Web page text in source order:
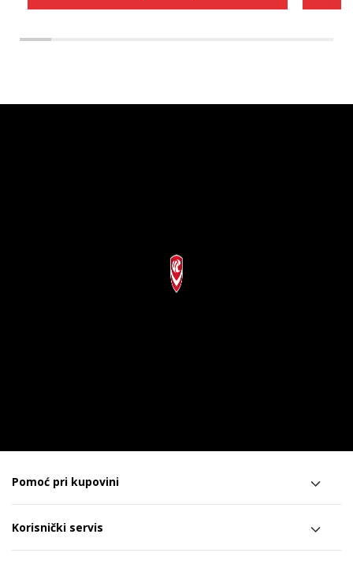
Pomoć pri kupovini
Korisnički servis